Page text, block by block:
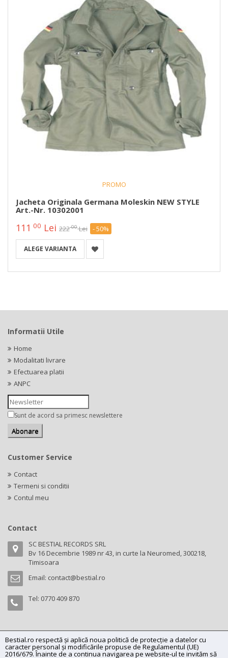
PROMO
Jacheta Originala Germana Moleskin NEW STYLE
Art.-Nr. 10302001
111 00 Lei 22200 Lei - 50%
ALEGE VARIANTA
Bestial.ro respectă și aplică noua politică de protecție a datelor cu
caracter personal și modificările propuse de Regulamentul (UE)
2016/679. Înainte de a continua navigarea pe website-ul te invităm să
Informatii Utile
Home
Modalitati livrare
Efectuarea platii
ANPC
Sunt de acord sa primesc newslettere
Customer Service
Contact
Termeni si conditii
Contul meu
Contact
SC BESTIAL RECORDS SRL
Bv 16 Decembrie 1989 nr 43, in curte la Neuromed, 300218,
Timisoara
Email: contact@bestial.ro
Tel: 0770 409 870
Copyright (C) 2026bestial.ro -All rights reserved.
SC BESTIAL RECORDS SRL, Nr. R.C.: J35/345/2005, C.U.I.: RO17197870,